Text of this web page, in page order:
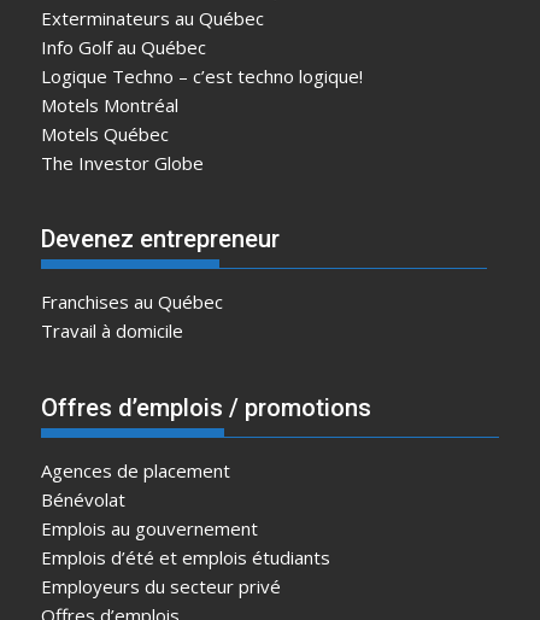
Exterminateurs au Québec
Info Golf au Québec
Logique Techno – c’est techno logique!
Motels Montréal
Motels Québec
The Investor Globe
Devenez entrepreneur
Franchises au Québec
Travail à domicile
Offres d’emplois / promotions
Agences de placement
Bénévolat
Emplois au gouvernement
Emplois d’été et emplois étudiants
Employeurs du secteur privé
Offres d’emplois